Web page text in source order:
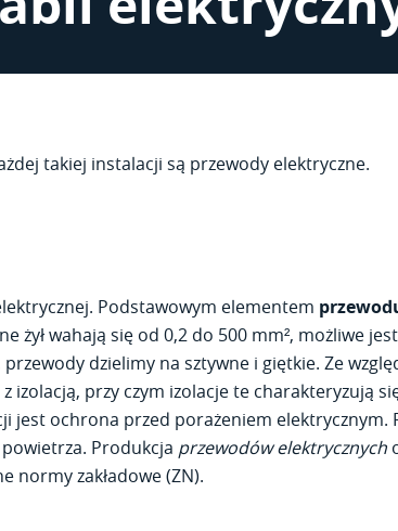
takiej instalacji są przewody elektryczne.
Podstawowym elementem
żył wahają się od 0,2 do 500 mm², możliwe
dzielimy na sztywne i giętkie. Ze
izolacją, przy czym izolacje te charakteryzują
jest ochrona przed porażeniem elektrycznym.
Produkcja przewodów elektrycznych
normy zakładowe (ZN).